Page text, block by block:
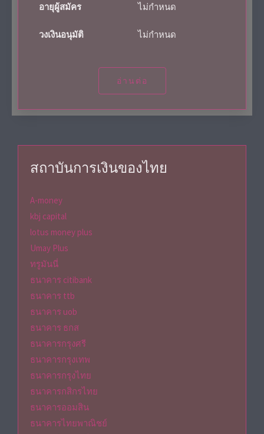
อายุผู้สมัคร ไม่กำหนด
วงเงินอนุมัติ ไม่กำหนด
อ่านต่อ
สถาบันการเงินของไทย
A-money
kbj capital
lotus money plus
Umay Plus
ทรูมันนี่
ธนาคาร citibank
ธนาคาร ttb
ธนาคาร uob
ธนาคาร ธกส
ธนาคารกรุงศรี
ธนาคารกรุงเทพ
ธนาคารกรุงไทย
ธนาคารกสิกรไทย
ธนาคารออมสิน
ธนาคารไทยพาณิชย์